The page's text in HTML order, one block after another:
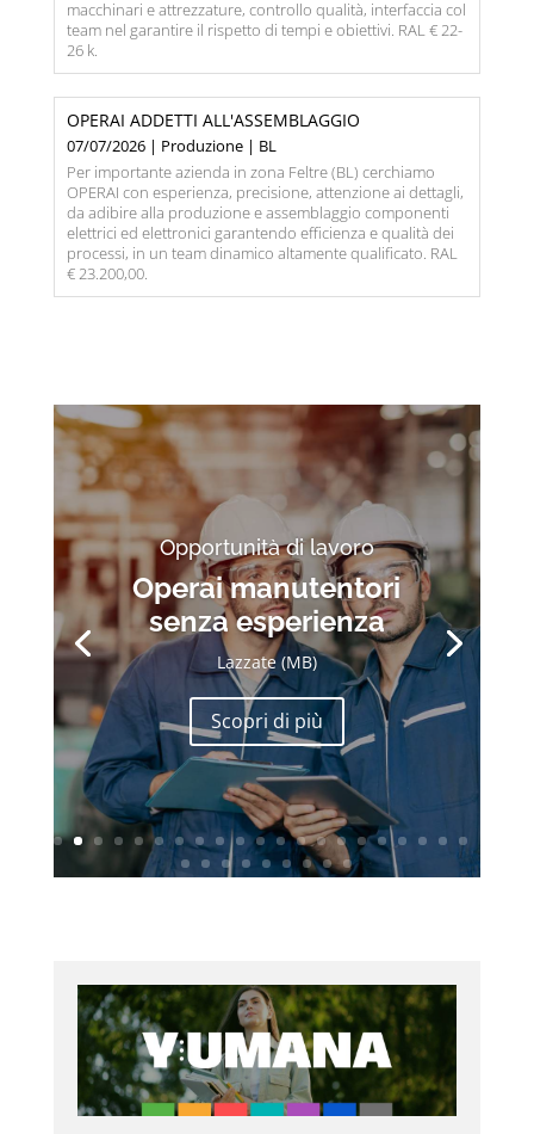
macchinari e attrezzature, controllo qualità, interfaccia col
team nel garantire il rispetto di tempi e obiettivi. RAL € 22-
26 k.
OPERAI ADDETTI ALL'ASSEMBLAGGIO
07/07/2026 | Produzione | BL
Per importante azienda in zona Feltre (BL) cerchiamo
OPERAI con esperienza, precisione, attenzione ai dettagli,
da adibire alla produzione e assemblaggio componenti
elettrici ed elettronici garantendo efficienza e qualità dei
processi, in un team dinamico altamente qualificato. RAL
€ 23.200,00.
Opportunità di lavoro
Operai manutentori
senza esperienza
Lazzate (MB)
Scopri di più